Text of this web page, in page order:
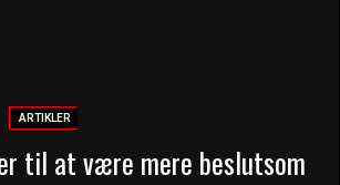
ARTIKLER
til at være mere beslutsom